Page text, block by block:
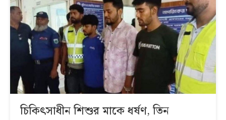
চিকিৎসাধীন শিশুর মাকে ধর্ষণ, তিন